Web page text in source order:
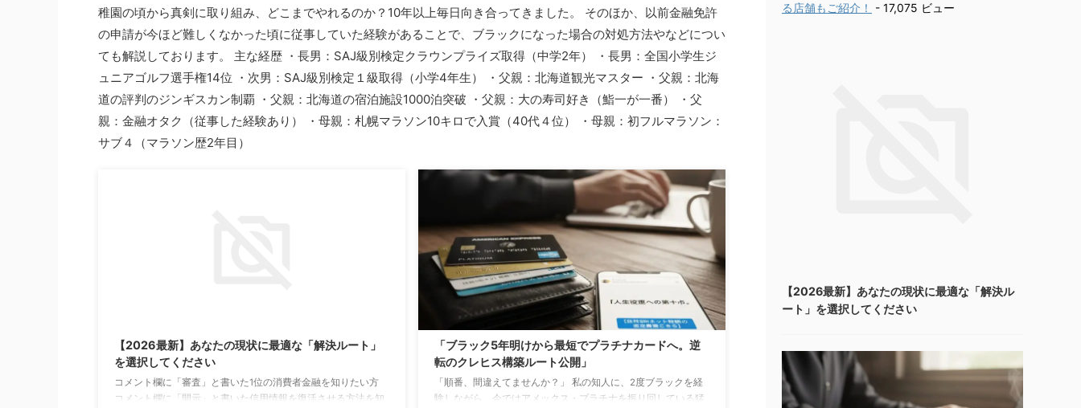
稚園の頃から真剣に取り組み、どこまでやれるのか？10年以上毎日向き合ってきました。 そのほか、以前金融免許
の申請が今ほど難しくなかった頃に従事していた経験があることで、ブラックになった場合の対処方法やなどについ
ても解説しております。 主な経歴 ・長男：SAJ級別検定クラウンプライズ取得（中学2年） ・長男：全国小学生ジ
ュニアゴルフ選手権14位 ・次男：SAJ級別検定１級取得（小学4年生） ・父親：北海道観光マスター ・父親：北海
道の評判のジンギスカン制覇 ・父親：北海道の宿泊施設1000泊突破 ・父親：大の寿司好き（鮨一が一番） ・父
親：金融オタク（従事した経験あり） ・母親：札幌マラソン10キロで入賞（40代４位） ・母親：初フルマラソン：
サブ４（マラソン歴2年目）
【2026最新】あなたの現状に最適な「解決ルート」
を選択してください
コメント欄に「審査」と書いた1位の消費者金融を知りたい方
コメント欄に「開示」と書いた信用情報を復活させる方法を知
「ブラック5年明けから最短でプラチナカードへ。逆
転のクレヒス構築ルート公開」
「順番、間違えてませんか？」 私の知人に、2度ブラックを経
験しながら、今ではアメックス・プラチナを振り回している猛
る店舗もご紹介！
- 17,075 ビュー
【2026最新】あなたの現状に最適な「解決ル
ート」を選択してください